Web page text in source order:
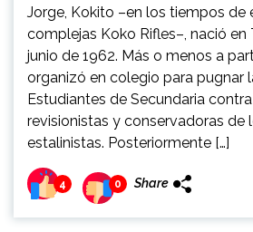
Jorge, Kokito –en los tiempos de
complejas Koko Rifles–, nació en
junio de 1962. Más o menos a
organizó en colegio para pugnar
Estudiantes de Secundaria
revisionistas y conservadoras de
estalinistas. Posteriormente […]
4 0 Share